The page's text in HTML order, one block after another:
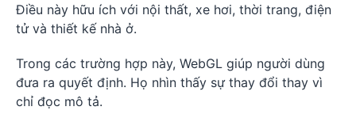
Điều này hữu ích với nội thất, xe hơi, thời trang, điện
tử và thiết kế nhà ở.
Trong các trường hợp này, WebGL giúp người dùng
đưa ra quyết định. Họ nhìn thấy sự thay đổi thay vì
chỉ đọc mô tả.